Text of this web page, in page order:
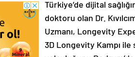
Türkiye’de dijital
doktoru olan Dr.
Uzmanı, Longevity
3D Longevity Kampı ile